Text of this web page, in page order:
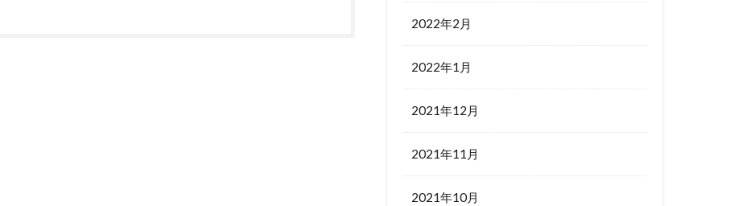
2022年2月
2022年1月
2021年12月
2021年11月
2021年10月